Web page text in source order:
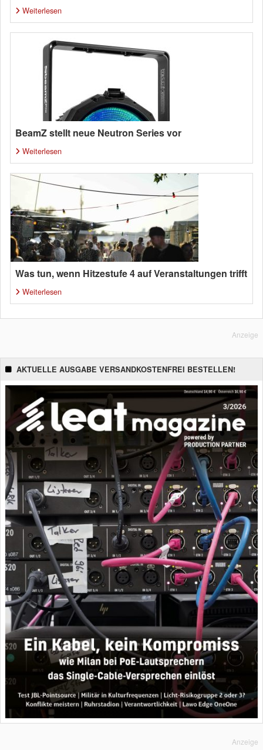
Weiterlesen
BeamZ stellt neue Neutron Series vor
Weiterlesen
Was tun, wenn Hitzestufe 4 auf Veranstaltungen trifft
Weiterlesen
Anzeige
AKTUELLE AUSGABE VERSANDKOSTENFREI BESTELLEN!
Anzeige